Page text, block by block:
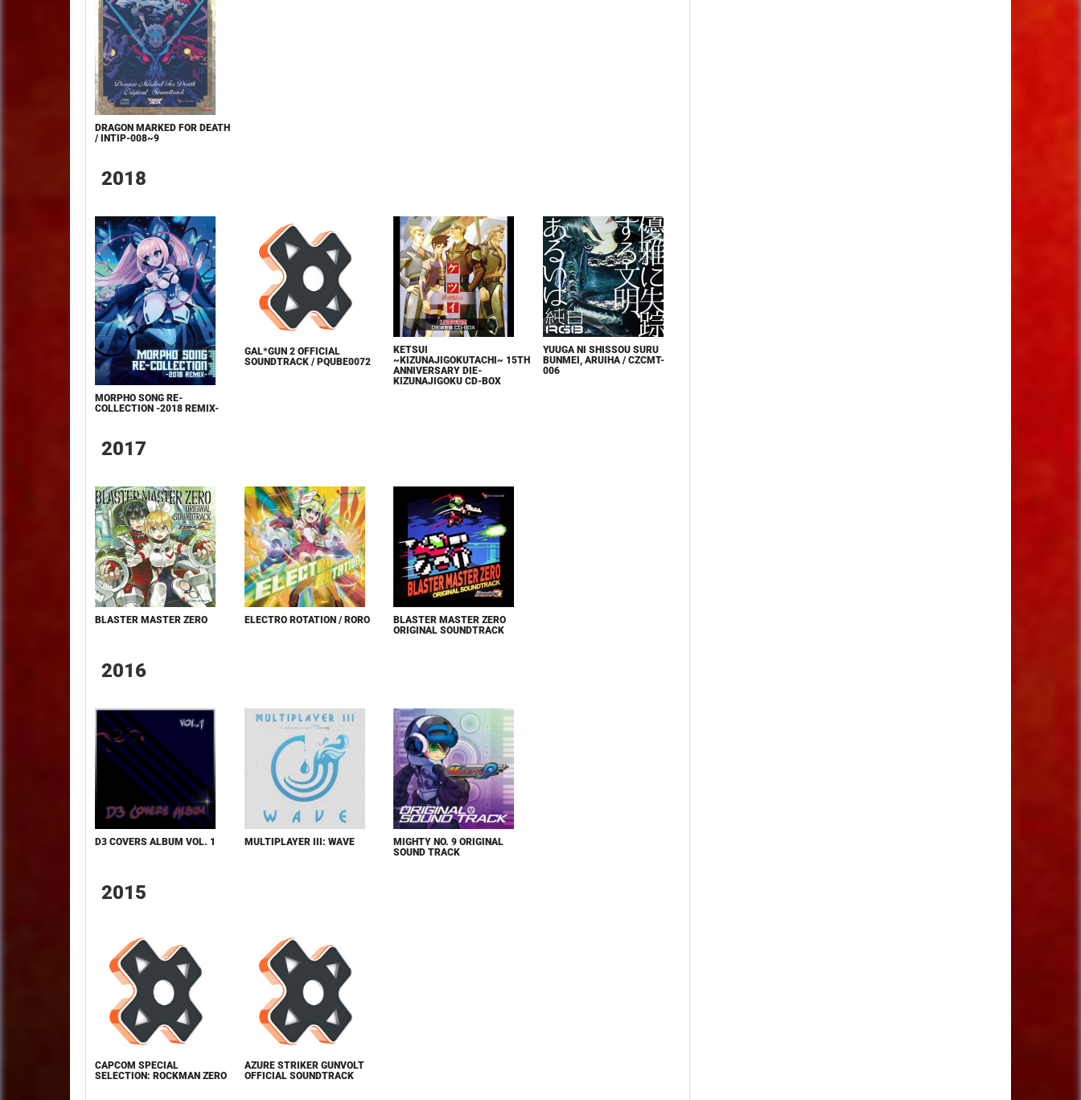
DRAGON MARKED FOR DEATH
/ INTIP-008~9
2018
MORPHO SONG RE-
COLLECTION -2018 REMIX-
GAL*GUN 2 OFFICIAL
SOUNDTRACK / PQUBE0072
KETSUI
~KIZUNAJIGOKUTACHI~ 15TH
ANNIVERSARY DIE-
KIZUNAJIGOKU CD-BOX
YUUGA NI SHISSOU SURU
BUNMEI, ARUIHA / CZCMT-
006
2017
BLASTER MASTER ZERO ELECTRO ROTATION / RORO
BLASTER MASTER ZERO
ORIGINAL SOUNDTRACK
2016
D3 COVERS ALBUM VOL. 1 MULTIPLAYER III: WAVE
MIGHTY NO. 9 ORIGINAL
SOUND TRACK
2015
CAPCOM SPECIAL
SELECTION: ROCKMAN ZERO
AZURE STRIKER GUNVOLT
OFFICIAL SOUNDTRACK